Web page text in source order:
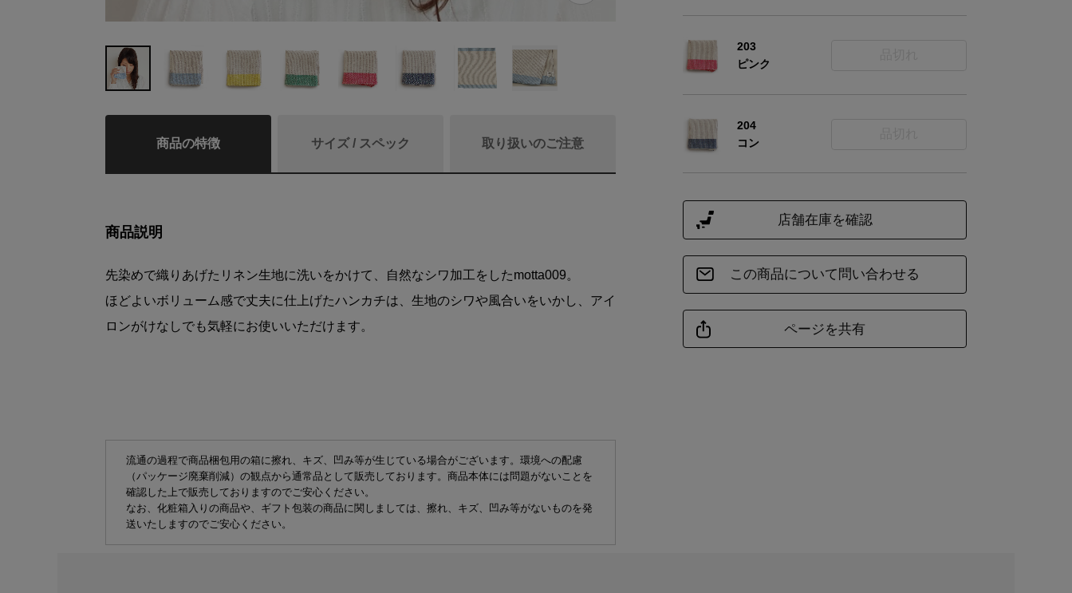
商品の特徴 サイズ / スペック 取り扱いのご注意
商品説明
先染めで織りあげたリネン生地に洗いをかけて、自然なシワ加工をしたmotta009。
ほどよいボリューム感で丈夫に仕上げたハンカチは、生地のシワや風合いをいかし、アイ
ロンがけなしでも気軽にお使いいただけます。
商品リニューアルについてのお知らせ
ご購入いただいた商品がオンラインショップの
異なる場合がございます。中身の商品は同一の
ので、ご了承くださいませ。
流通の過程で商品梱包用の箱に擦れ、キズ、凹み等が生じている場合がございます。環境への配慮
（パッケージ廃棄削減）の観点から通常品として販売しております。商品本体には問題がないことを
確認した上で販売しておりますのでご安心ください。
なお、化粧箱入りの商品や、ギフト包装の商品に関しましては、擦れ、キズ、凹み等がないものを発
送いたしますのでご安心ください。
203
ピンク
204
コン
この商品について問い合わせる
ページを共有
店舗在庫を確認